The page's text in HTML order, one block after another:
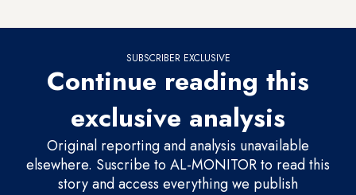
SUBSCRIBER EXCLUSIVE
Continue reading this
exclusive analysis
Original reporting and analysis unavailable
elsewhere. Suscribe to AL-MONITOR to read this
story and access everything we publish